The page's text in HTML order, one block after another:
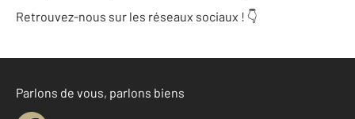
Retrouvez-nous sur les réseaux sociaux ! 👇
Parlons de vous, parlons biens